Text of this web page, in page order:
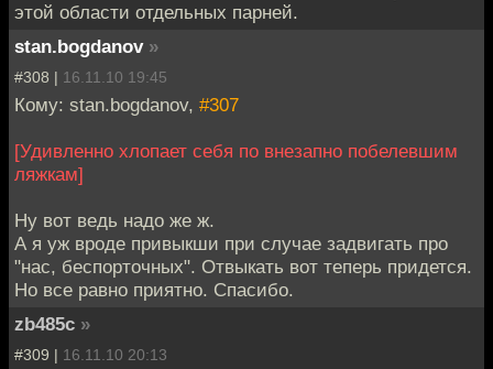
этой области отдельных парней.
stan.bogdanov »
#308 | 16.11.10 19:45
Кому: stan.bogdanov, #307
[Удивленно хлопает себя по внезапно побелевшим
ляжкам]
Ну вот ведь надо же ж.
А я уж вроде привыкши при случае задвигать про
"нас, беспорточных". Отвыкать вот теперь придется.
Но все равно приятно. Спасибо.
zb485c »
#309 | 16.11.10 20:13